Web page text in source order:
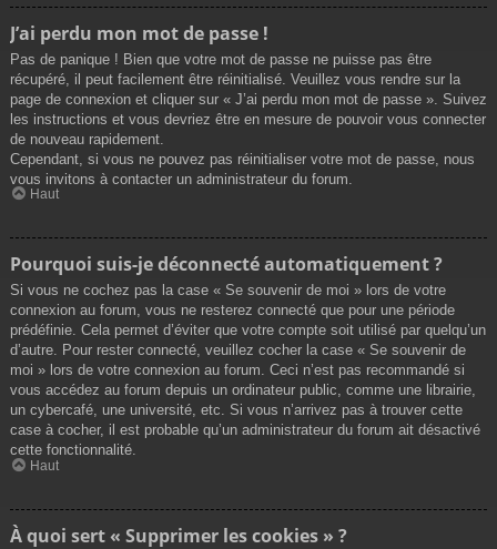
J’ai perdu mon mot de passe !
Pas de panique ! Bien que votre mot de passe ne puisse pas être
récupéré, il peut facilement être réinitialisé. Veuillez vous rendre sur la
page de connexion et cliquer sur « J’ai perdu mon mot de passe ». Suivez
les instructions et vous devriez être en mesure de pouvoir vous connecter
de nouveau rapidement.
Cependant, si vous ne pouvez pas réinitialiser votre mot de passe, nous
vous invitons à contacter un administrateur du forum.
Haut
Pourquoi suis-je déconnecté automatiquement ?
Si vous ne cochez pas la case « Se souvenir de moi » lors de votre
connexion au forum, vous ne resterez connecté que pour une période
prédéfinie. Cela permet d’éviter que votre compte soit utilisé par quelqu’un
d’autre. Pour rester connecté, veuillez cocher la case « Se souvenir de
moi » lors de votre connexion au forum. Ceci n’est pas recommandé si
vous accédez au forum depuis un ordinateur public, comme une librairie,
un cybercafé, une université, etc. Si vous n’arrivez pas à trouver cette
case à cocher, il est probable qu’un administrateur du forum ait désactivé
cette fonctionnalité.
Haut
À quoi sert « Supprimer les cookies » ?